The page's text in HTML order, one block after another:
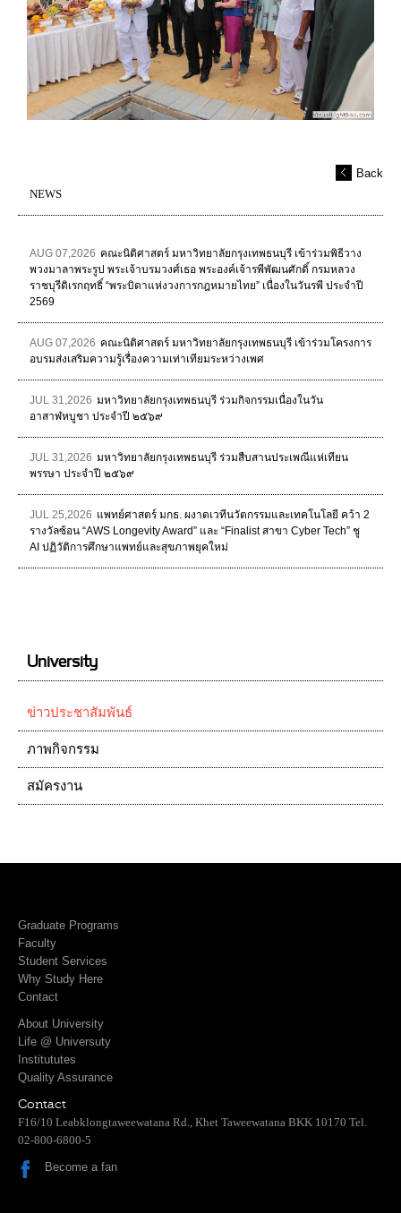
Back
NEWS
AUG 07,2026 คณะนิติศาสตร์ มหาวิทยาลัยกรุงเทพธนบุรี เข้าร่วมพิธีวาง
พวงมาลาพระรูป พระเจ้าบรมวงศ์เธอ พระองค์เจ้ารพีพัฒนศักดิ์ กรมหลวง
ราชบุรีดิเรกฤทธิ์ “พระบิดาแห่งวงการกฎหมายไทย” เนื่องในวันรพี ประจำปี
2569
AUG 07,2026 คณะนิติศาสตร์ มหาวิทยาลัยกรุงเทพธนบุรี เข้าร่วมโครงการ
อบรมส่งเสริมความรู้เรื่องความเท่าเทียมระหว่างเพศ
JUL 31,2026 มหาวิทยาลัยกรุงเทพธนบุรี ร่วมกิจกรรมเนื่องในวัน
อาสาฬหบูชา ประจำปี ๒๕๖๙
JUL 31,2026 มหาวิทยาลัยกรุงเทพธนบุรี ร่วมสืบสานประเพณีแห่เทียน
พรรษา ประจำปี ๒๕๖๙
JUL 25,2026 แพทย์ศาสตร์ มกธ. ผงาดเวทีนวัตกรรมและเทคโนโลยี คว้า 2
รางวัลซ้อน “AWS Longevity Award” และ “Finalist สาขา Cyber Tech” ชู
AI ปฏิวัติการศึกษาแพทย์และสุขภาพยุคใหม่
University
ข่าวประชาสัมพันธ์
ภาพกิจกรรม
สมัครงาน
Graduate Programs
Faculty
Student Services
Why Study Here
Contact
About University
Life @ Universuty
Institututes
Quality Assurance
Contact
F16/10 Leabklongtaweewatana Rd., Khet Taweewatana BKK 10170 Tel.
02-800-6800-5
Become a fan